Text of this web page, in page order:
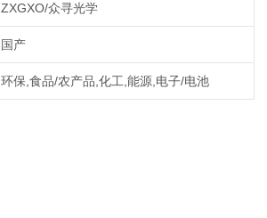
ZXGXO/众寻光学
国产
环保,食品/农产品,化工,能源,电子/电池